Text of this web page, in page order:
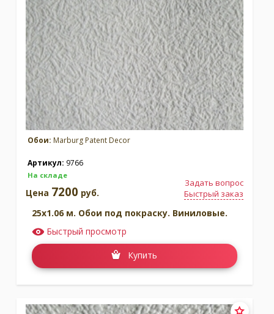
Обои: Marburg Patent Decor
Артикул: 9766
На складе
Задать вопрос
Быстрый заказ
Цена 7200 руб.
25x1.06 м. Обои под покраску. Виниловые.
Быстрый просмотр
Купить